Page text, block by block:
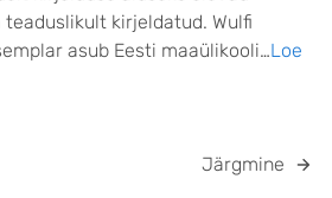
kirjeldatud. Wulfi
asub Eesti maaülikooli…Loe
Järgmine